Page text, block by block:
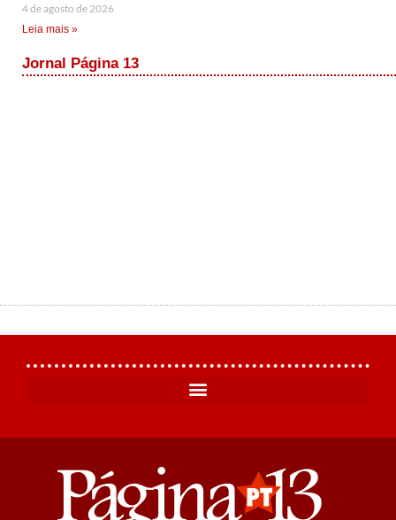
4 de agosto de 2026
Leia mais »
Jornal Página 13